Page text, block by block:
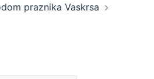
praznika Vaskrsa